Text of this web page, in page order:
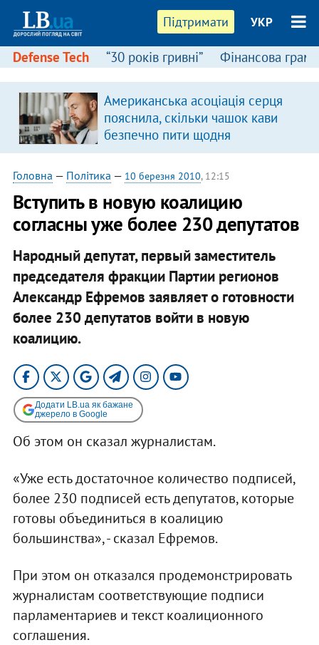
Підтримати УКР
Defense Tech “30 років гривні” Фінансова
Американська асоціація серця
пояснила, скільки чашок кави
безпечно пити щодня
Головна — Політика — 10 березня 2010, 12:15
Вступить в новую коалицию
согласны уже более 230 депутатов
Народный депутат, первый заместитель
председателя фракции Партии регионов
Александр Ефремов заявляет о готовности
более 230 депутатов войти в новую
коалицию.
Додати LB.ua як бажане
джерело в Google
Об этом он сказал журналистам.
«Уже есть достаточное количество подписей,
более 230 подписей есть депутатов, которые
готовы объединиться в коалицию
большинства», - сказал Ефремов.
При этом он отказался продемонстрировать
журналистам соответствующие подписи
парламентариев и текст коалиционного
соглашения.